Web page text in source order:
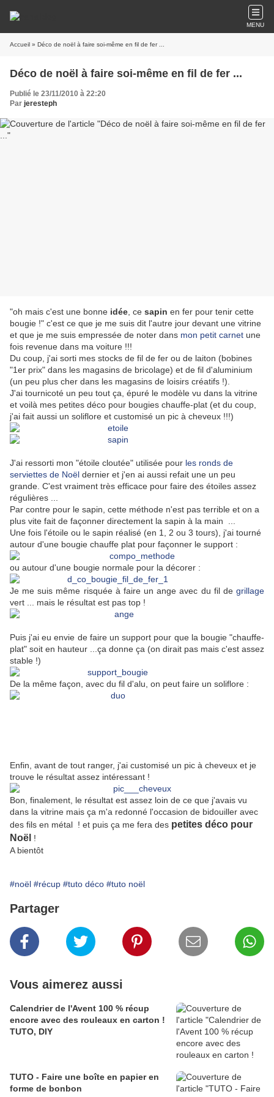
MENU
Accueil » Déco de noël à faire soi-même en fil de fer ...
Déco de noël à faire soi-même en fil de fer ...
Publié le 23/11/2010 à 22:20
Par jeresteph
"oh mais c'est une bonne idée , ce sapin en fer pour tenir cette
bougie !" c'est ce que je me suis dit l'autre jour devant une vitrine
et que je me suis empressée de noter dans mon petit carnet une
fois revenue dans ma voiture !!!
Du coup, j'ai sorti mes stocks de fil de fer ou de laiton (bobines
"1er prix" dans les magasins de bricolage) et de fil d'aluminium
(un peu plus cher dans les magasins de loisirs créatifs !).
J'ai tournicoté un peu tout ça, épuré le modèle vu dans la vitrine
et voilà mes petites déco pour bougies chauffe-plat (et du coup,
j'ai fait aussi un soliflore et customisé un pic à cheveux !!!)
J'ai ressorti mon "étoile cloutée" utilisée pour les ronds de
serviettes de Noël dernier et j'en ai aussi refait une un peu
grande. C'est vraiment très efficace pour faire des étoiles assez
régulières ...
Par contre pour le sapin, cette méthode n'est pas terrible et on a
plus vite fait de façonner directement la sapin à la main ...
Une fois l'étoile ou le sapin réalisé (en 1, 2 ou 3 tours), j'ai tourné
autour d'une bougie chauffe plat pour façonner le support :
ou autour d'une bougie normale pour la décorer :
Je me suis même risquée à faire un ange avec du fil de grillage
vert ... mais le résultat est pas top !
Puis j'ai eu envie de faire un support pour que la bougie "chauffe-
plat" soit en hauteur ...ça donne ça (on dirait pas mais c'est assez
stable !)
De la même façon, avec du fil d'alu, on peut faire un soliflore :
Enfin, avant de tout ranger, j'ai customisé un pic à cheveux et je
trouve le résultat assez intéressant !
Bon, finalement, le résultat est assez loin de ce que j'avais vu
dans la vitrine mais ça m'a redonné l'occasion de bidouiller avec
des fils en métal ! et puis ça me fera des petites déco pour
Noël !
A bientôt
#noël #récup #tuto déco #tuto noël
Partager
Vous aimerez aussi
Calendrier de l'Avent 100 % récup
encore avec des rouleaux en carton !
TUTO, DIY
TUTO - Faire une boîte en papier en
forme de bonbon